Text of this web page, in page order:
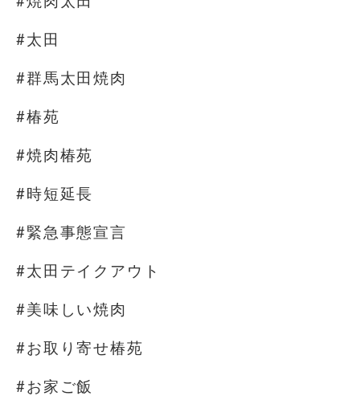
#太田
#群馬太田焼肉
#椿苑
#焼肉椿苑
#時短延長
#緊急事態宣言
#太田テイクアウト
#美味しい焼肉
#お取り寄せ椿苑
#お家ご飯